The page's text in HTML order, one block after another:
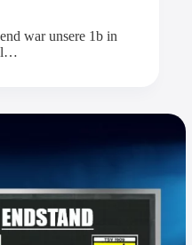
war unsere 1b in